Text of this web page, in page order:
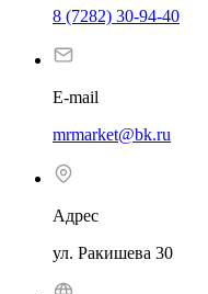
8 (7282) 30-94-40
E-mail
mrmarket@bk.ru
Адрес
ул. Ракишева 30